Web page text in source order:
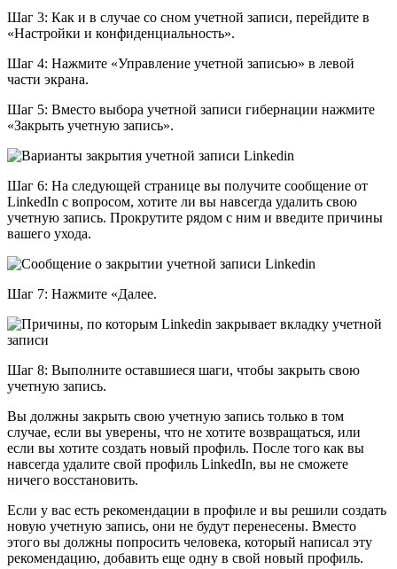
Шаг 3: Как и в случае со сном учетной записи, перейдите в
«Настройки и конфиденциальность».
Шаг 4: Нажмите «Управление учетной записью» в левой
части экрана.
Шаг 5: Вместо выбора учетной записи гибернации нажмите
«Закрыть учетную запись».
Шаг 6: На следующей странице вы получите сообщение от
LinkedIn с вопросом, хотите ли вы навсегда удалить свою
учетную запись. Прокрутите рядом с ним и введите причины
вашего ухода.
Шаг 7: Нажмите «Далее.
Шаг 8: Выполните оставшиеся шаги, чтобы закрыть свою
учетную запись.
Вы должны закрыть свою учетную запись только в том
случае, если вы уверены, что не хотите возвращаться, или
если вы хотите создать новый профиль. После того как вы
навсегда удалите свой профиль LinkedIn, вы не сможете
ничего восстановить.
Если у вас есть рекомендации в профиле и вы решили создать
новую учетную запись, они не будут перенесены. Вместо
этого вы должны попросить человека, который написал эту
рекомендацию, добавить еще одну в свой новый профиль.